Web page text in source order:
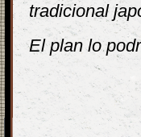
tradicional
El plan lo